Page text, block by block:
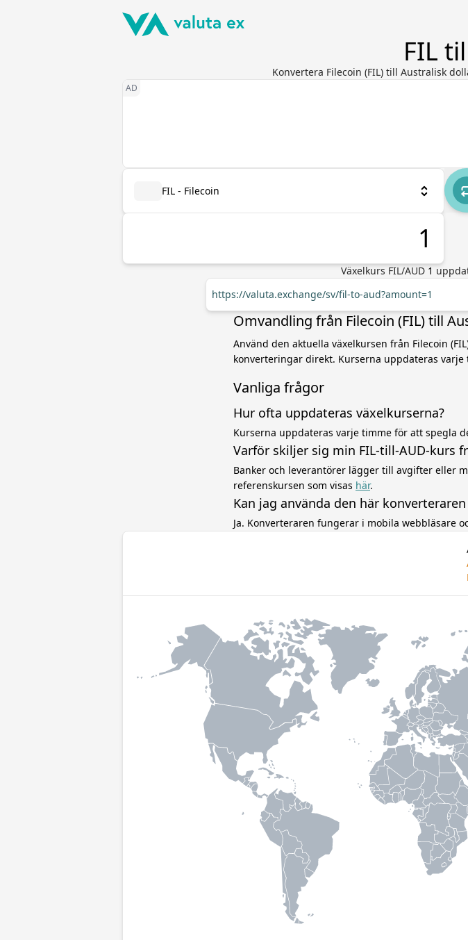
FIL
Konvertera Filecoin (FIL) till Australisk
FIL - Filecoin
Växelkurs FIL/AUD 1
https://valuta.exchange/sv/fil-to-aud?amount=1
Omvandling från Filecoin (FIL) till
Använd den aktuella växelkursen från Filecoin
konverteringar direkt. Kurserna uppdateras
Vanliga frågor
Hur ofta uppdateras växelkurserna?
Kurserna uppdateras varje timme för att spegla
Varför skiljer sig min FIL-till-AUD-kurs
Banker och leverantörer lägger till avgifter eller
referenskursen som visas här.
Kan jag använda den här
Ja. Konverteraren fungerar i mobila webbläsare